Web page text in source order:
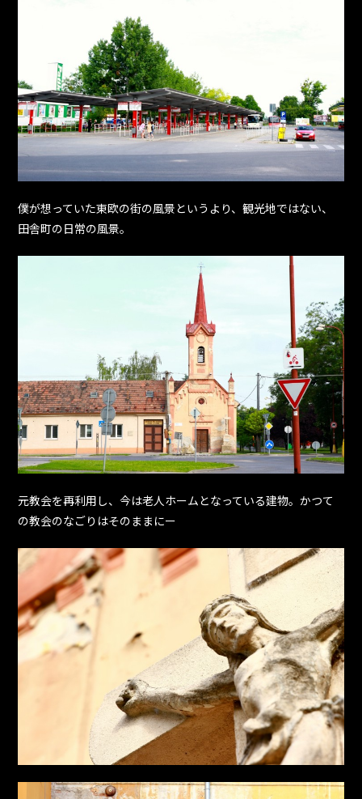
僕が想っていた東欧の街の風景というより、観光地ではない、
田舎町の日常の風景。
元教会を再利用し、今は老人ホームとなっている建物。かつて
の教会のなごりはそのままにー